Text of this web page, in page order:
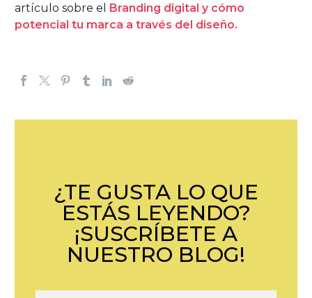
artículo sobre el Branding digital y cómo
potencial tu marca a través del diseño.
¿TE GUSTA LO QUE
ESTÁS LEYENDO?
¡SUSCRÍBETE A
NUESTRO BLOG!